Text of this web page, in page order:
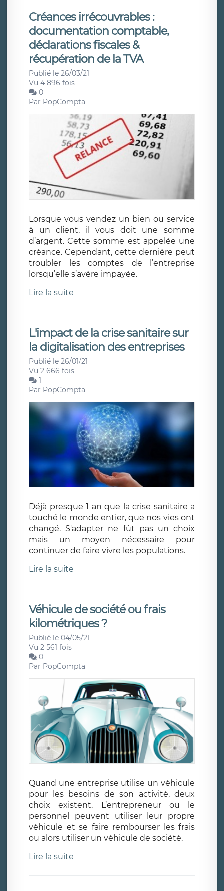
Créances irrécouvrables :
documentation comptable,
déclarations fiscales &
récupération de la TVA
Publié le 26/03/21
Vu 4 896 fois
0
Par PopCompta
Lorsque vous vendez un bien ou service
à un client, il vous doit une somme
d’argent. Cette somme est appelée une
créance. Cependant, cette dernière peut
troubler les comptes de l’entreprise
lorsqu’elle s’avère impayée.
Lire la suite
L'impact de la crise sanitaire sur
la digitalisation des entreprises
Publié le 26/01/21
Vu 2 666 fois
1
Par PopCompta
Déjà presque 1 an que la crise sanitaire a
touché le monde entier, que nos vies ont
changé. S'adapter ne fût pas un choix
mais un moyen nécessaire pour
continuer de faire vivre les populations.
Lire la suite
Véhicule de société ou frais
kilométriques ?
Publié le 04/05/21
Vu 2 561 fois
0
Par PopCompta
Quand une entreprise utilise un véhicule
pour les besoins de son activité, deux
choix existent. L’entrepreneur ou le
personnel peuvent utiliser leur propre
véhicule et se faire rembourser les frais
ou alors utiliser un véhicule de société.
Lire la suite